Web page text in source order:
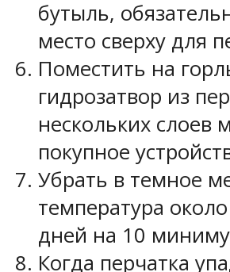
бутыль,
место сверху для
Поместить на
гидрозатвор из
нескольких слоев
покупное
Убрать в темное
температура
дней на 10
Когда перчатка